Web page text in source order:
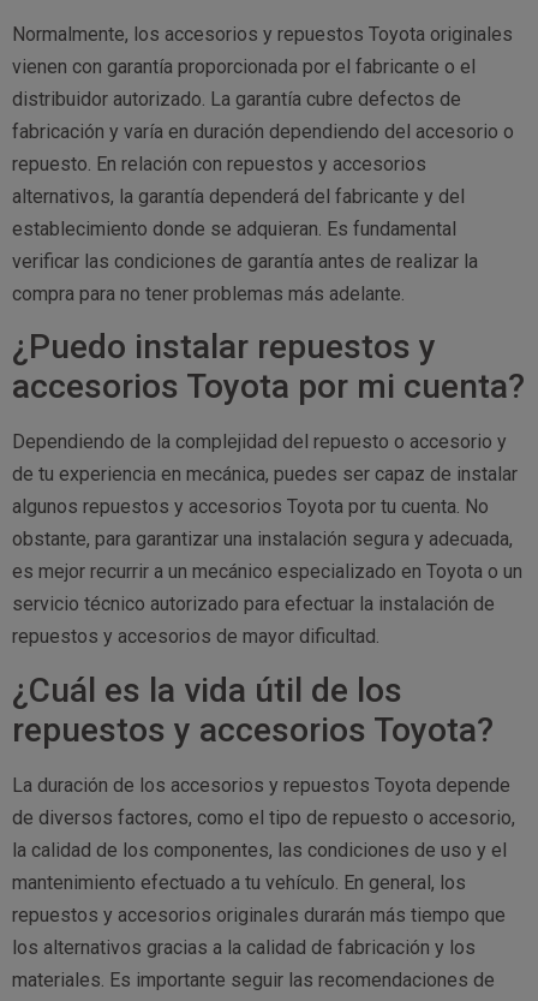
Normalmente, los accesorios y repuestos Toyota originales
vienen con garantía proporcionada por el fabricante o el
distribuidor autorizado. La garantía cubre defectos de
fabricación y varía en duración dependiendo del accesorio o
repuesto. En relación con repuestos y accesorios
alternativos, la garantía dependerá del fabricante y del
establecimiento donde se adquieran. Es fundamental
verificar las condiciones de garantía antes de realizar la
compra para no tener problemas más adelante.
¿Puedo instalar repuestos y
accesorios Toyota por mi cuenta?
Dependiendo de la complejidad del repuesto o accesorio y
de tu experiencia en mecánica, puedes ser capaz de instalar
algunos repuestos y accesorios Toyota por tu cuenta. No
obstante, para garantizar una instalación segura y adecuada,
es mejor recurrir a un mecánico especializado en Toyota o un
servicio técnico autorizado para efectuar la instalación de
repuestos y accesorios de mayor dificultad.
¿Cuál es la vida útil de los
repuestos y accesorios Toyota?
La duración de los accesorios y repuestos Toyota depende
de diversos factores, como el tipo de repuesto o accesorio,
la calidad de los componentes, las condiciones de uso y el
mantenimiento efectuado a tu vehículo. En general, los
repuestos y accesorios originales durarán más tiempo que
los alternativos gracias a la calidad de fabricación y los
materiales. Es importante seguir las recomendaciones de